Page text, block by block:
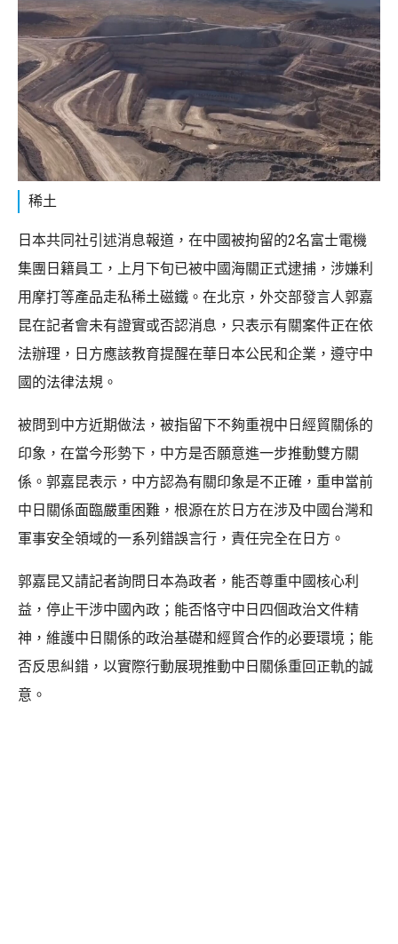
稀土
日本共同社引述消息報道，在中國被拘留的2名富士電機
集團日籍員工，上月下旬已被中國海關正式逮捕，涉嫌利
用摩打等產品走私稀土磁鐵。在北京，外交部發言人郭嘉
昆在記者會未有證實或否認消息，只表示有關案件正在依
法辦理，日方應該教育提醒在華日本公民和企業，遵守中
國的法律法規。
被問到中方近期做法，被指留下不夠重視中日經貿關係的
印象，在當今形勢下，中方是否願意進一步推動雙方關
係。郭嘉昆表示，中方認為有關印象是不正確，重申當前
中日關係面臨嚴重困難，根源在於日方在涉及中國台灣和
軍事安全領域的一系列錯誤言行，責任完全在日方。
郭嘉昆又請記者詢問日本為政者，能否尊重中國核心利
益，停止干涉中國內政；能否恪守中日四個政治文件精
神，維護中日關係的政治基礎和經貿合作的必要環境；能
否反思糾錯，以實際行動展現推動中日關係重回正軌的誠
意。